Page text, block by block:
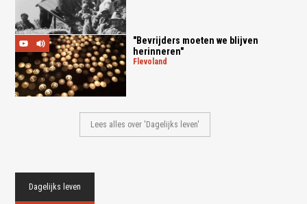
"Bevrijders moeten we blijven
herinneren"
flevoland
Lees alles over 'Dagelijks leven'
Dagelijks leven